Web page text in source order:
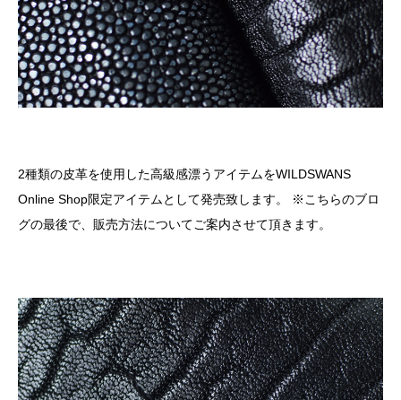
2種類の皮革を使用した高級感漂うアイテムをWILDSWANS
Online Shop限定アイテムとして発売致します。 ※こちらのブロ
グの最後で、販売方法についてご案内させて頂きます。